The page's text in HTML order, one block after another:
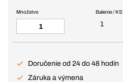
Balenie / KS
1
Množstvo
Doručenie od 24 do 48 hodín
Záruka a výmena